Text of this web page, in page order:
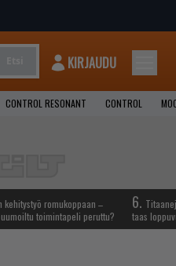
KIRJAUDU
CONTROL RESONANT CONTROL
kehitystyö romukoppaan –
toimintapeli peruttu?
6.
taas